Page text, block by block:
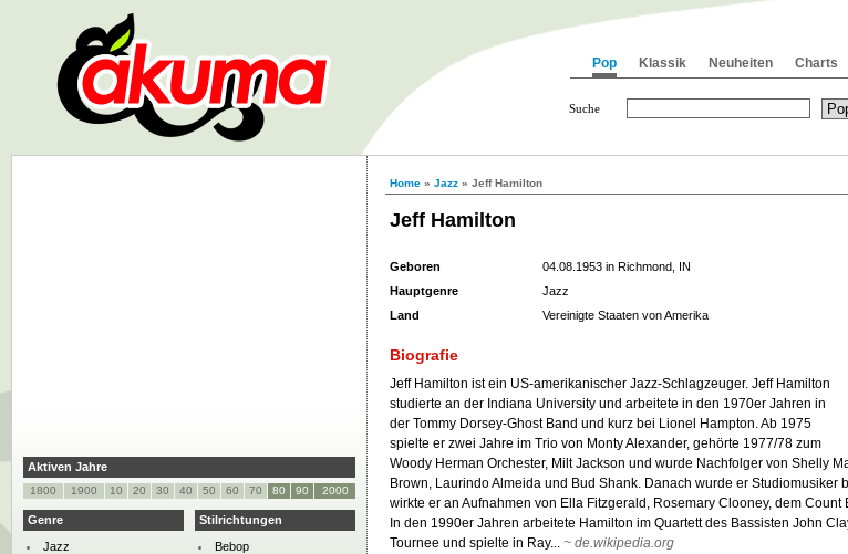
Home » Jazz » Jeff Hamilton
Jeff Hamilton
Geboren
04.08.1953 in Richmond, IN
Hauptgenre
Jazz
Land
Vereinigte Staaten von Amerika
Biografie
Jeff Hamilton ist ein US-amerikanischer Jazz-Schlagzeuger. Jeff Hamilton
studierte an der Indiana University und arbeitete in den 1970er Jahren in
der Tommy Dorsey-Ghost Band und kurz bei Lionel Hampton. Ab 1975
spielte er zwei Jahre im Trio von Monty Alexander, gehörte 1977/78 zum
Woody Herman Orchester, Milt Jackson und wurde Nachfolger von Shelly
Brown, Laurindo Almeida und Bud Shank. Danach wurde er Studiomusiker
wirkte er an Aufnahmen von Ella Fitzgerald, Rosemary Clooney, dem Count
In den 1990er Jahren arbeitete Hamilton im Quartett des Bassisten John
Tournee und spielte in Ray... ~ de.wikipedia.org
Aktiven Jahre
1800 1900 10 20 30 40 50 60 70 80 90 2000
Genre
Jazz
Stilrichtungen
Bebop
Pop Klassik Neuheiten Charts
Suche